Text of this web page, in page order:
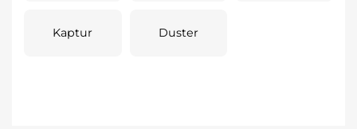
Kaptur Duster